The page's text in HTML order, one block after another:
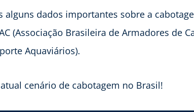
dados importantes sobre a
(Associação Brasileira de Armadores de
Aquaviários).
cenário de cabotagem no Brasil!